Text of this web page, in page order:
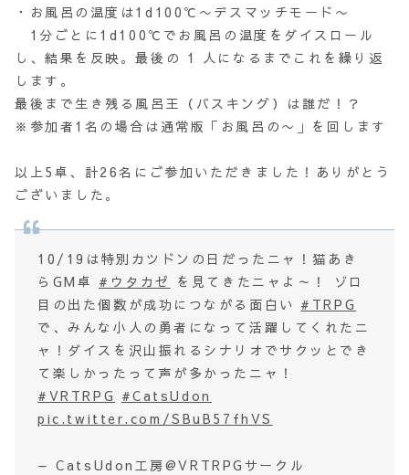
・お風呂の温度は1d100℃〜デスマッチモード〜
1分ごとに1d100℃でお風呂の温度をダイスロール
し、結果を反映。最後の 1 人になるまでこれを繰り返
します。
最後まで生き残る風呂王（バスキング）は誰だ！？
※参加者1名の場合は通常版「お風呂の〜」を回します
以上5卓、計26名にご参加いただきました！ありがとう
ございました。
10/19は特別カツドンの日だったニャ！猫あき
らGM卓 #ウタカゼ を見てきたニャよ～！ ゾロ
目の出た個数が成功につながる面白い #TRPG
で、みんな小人の勇者になって活躍してくれたニ
ャ！ダイスを沢山振れるシナリオでサクッとでき
て楽しかったって声が多かったニャ！
#VRTRPG #CatsUdon
pic.twitter.com/SBuB57fhVS
— CatsUdon工房@VRTRPGサークル